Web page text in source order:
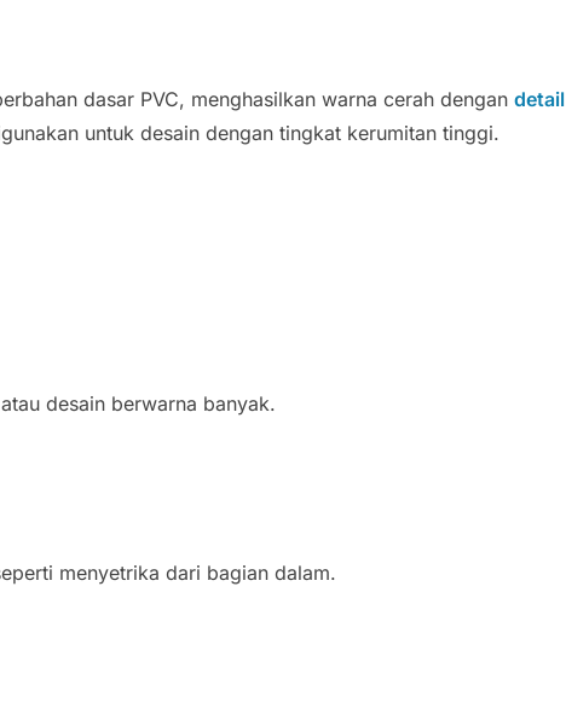
dasar PVC, menghasilkan warna cerah dengan detail
untuk desain dengan tingkat kerumitan tinggi.
desain berwarna banyak.
menyetrika dari bagian dalam.